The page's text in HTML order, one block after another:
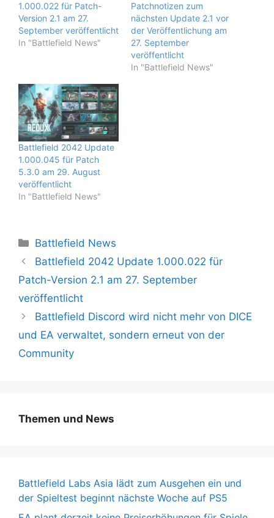
1.000.022 für Patch-
Version 2.1 am 27.
September veröffentlicht
In "Battlefield News"
Patchnotizen zum
nächsten Update 2.1 vor
der Veröffentlichung am
27. September
veröffentlicht
In "Battlefield News"
Battlefield 2042 Update
1.000.045 für Patch
5.3.0 am 29. August
veröffentlicht
In "Battlefield News"
Kategorien
Battlefield News
Battlefield 2042 Update 1.000.022 für
Patch-Version 2.1 am 27. September
veröffentlicht
Battlefield Discord wird nicht mehr von DICE
und EA verwaltet, sondern erneut von der
Community
Themen und News
Battlefield Labs Asia lädt zum Ausgehen ein und
der Spieltest beginnt nächste Woche auf PS5